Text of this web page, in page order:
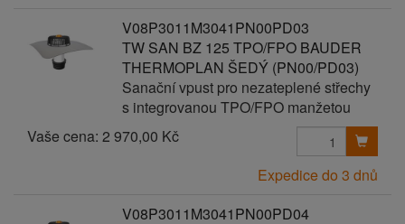
V08P3011M3041PN00PD03
TW SAN BZ 125 TPO/FPO BAUDER
THERMOPLAN ŠEDÝ (PN00/PD03)
Sanační vpust pro nezateplené střechy
s integrovanou TPO/FPO manžetou
Vaše cena: 2 970,00 Kč
Expedice do 3 dnů
V08P3011M3041PN00PD04